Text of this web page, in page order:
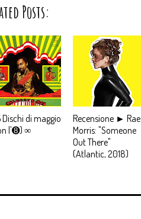
Posts:
di maggio
l'➑) ∞
Recensione ► Rae
Morris: "Someone
Out There"
(Atlantic, 2018)